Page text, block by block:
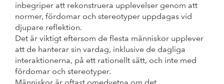
inbegriper att rekonstruera upplevelser genom att
normer, fördomar och stereotyper uppdagas vid
djupare reflektion.
Det är viktigt eftersom de flesta människor upplever
att de hanterar sin vardag, inklusive de dagliga
interaktionerna, på ett rationellt sätt, och inte med
fördomar och stereotyper.